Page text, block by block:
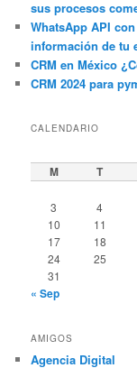
sus procesos
WhatsApp API
información de tu
CRM en México
CRM 2024 para
CALENDARIO
M T
3
4
10
11
17
18
24
25
31
« Sep
AMIGOS
Agencia Digital